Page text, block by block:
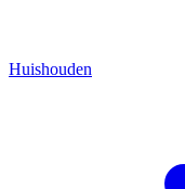
Huishouden